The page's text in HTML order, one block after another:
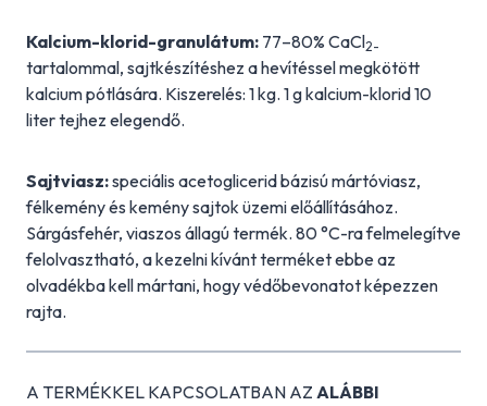
Kalcium-klorid-granulátum: 77–80% CaCl2-
tartalommal, sajtkészítéshez a hevítéssel megkötött
kalcium pótlására. Kiszerelés: 1 kg. 1 g kalcium-klorid 10
liter tejhez elegendő.
Sajtviasz:speciális acetoglicerid bázisú mártóviasz,
félkemény és kemény sajtok üzemi előállításához.
Sárgásfehér, viaszos állagú termék. 80 °C-ra felmelegítve
felolvasztható, a kezelni kívánt terméket ebbe az
olvadékba kell mártani, hogy védőbevonatot képezzen
rajta.
A TERMÉKKEL KAPCSOLATBAN AZ ALÁBBI